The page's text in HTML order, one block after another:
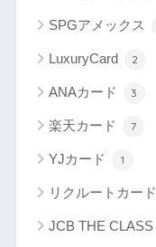
SPGアメックス
LuxuryCard 2
ANAカード 3
楽天カード 7
YJカード 1
リクルートカード
JCB THE CLASS